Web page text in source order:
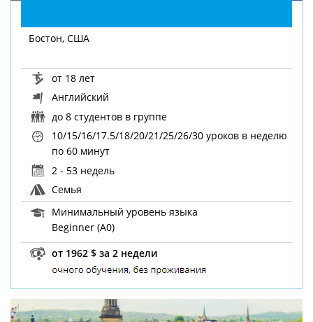
Бостон, США
от 18 лет
Английский
до 8 студентов в группе
10/15/16/17.5/18/20/21/25/26/30 уроков в неделю
по 60 минут
2 - 53 недель
Семья
Минимальный уровень языка
Beginner (A0)
от 1962 $ за 2 недели